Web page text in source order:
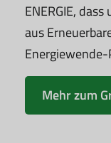
ENERGIE,
aus
Mehr zum